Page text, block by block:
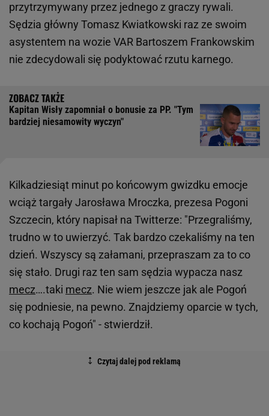
przytrzymywany przez jednego z graczy rywali.
Sędzia główny Tomasz Kwiatkowski raz ze swoim
asystentem na wozie VAR Bartoszem Frankowskim
nie zdecydowali się podyktować rzutu karnego.
Kapitan Wisły zapomniał o bonusie za PP. "Tym
bardziej niesamowity wyczyn"
Kilkadziesiąt minut po końcowym gwizdku emocje
wciąż targały Jarosława Mroczka, prezesa Pogoni
Szczecin, który napisał na Twitterze: "Przegraliśmy,
trudno w to uwierzyć. Tak bardzo czekaliśmy na ten
dzień. Wszyscy są załamani, przepraszam za to co
się stało. Drugi raz ten sam sędzia wypacza nasz
mecz….taki mecz. Nie wiem jeszcze jak ale Pogoń
się podniesie, na pewno. Znajdziemy oparcie w tych,
co kochają Pogoń" - stwierdził.